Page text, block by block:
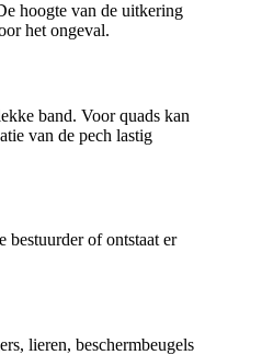
hoogte van de uitkering
het ongeval.
band. Voor quads kan
van de pech lastig
of ontstaat er
lieren, beschermbeugels